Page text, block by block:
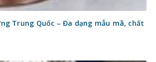
Trung Quốc – Đa dạng mẫu mã, chất